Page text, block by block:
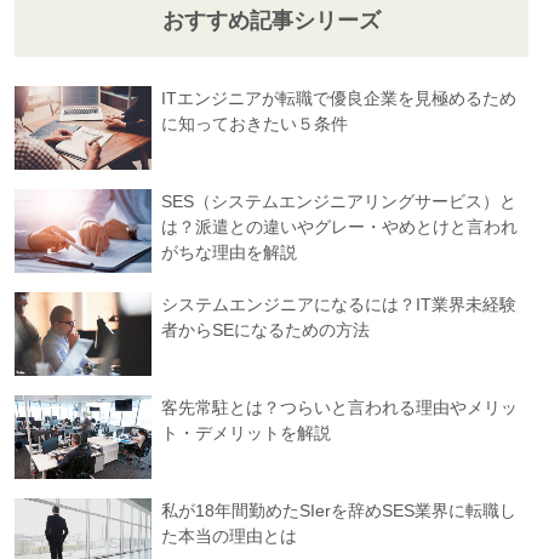
おすすめ記事シリーズ
ITエンジニアが転職で優良企業を見極めるため
に知っておきたい５条件
SES（システムエンジニアリングサービス）と
は？派遣との違いやグレー・やめとけと言われ
がちな理由を解説
システムエンジニアになるには？IT業界未経験
者からSEになるための方法
客先常駐とは？つらいと言われる理由やメリッ
ト・デメリットを解説
私が18年間勤めたSIerを辞めSES業界に転職し
た本当の理由とは